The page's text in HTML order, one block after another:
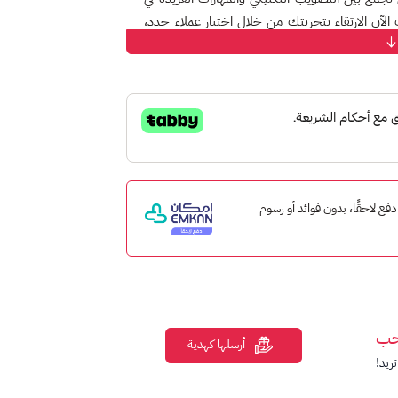
الآن الارتقاء بتجربتك من خلال اختيار عملاء جدد،
وسكنات الأسلحة النادرة، والمحتويات التي
بل ابهر الجميع بمهاراتك ومظهرك الخاص. احصل
جديداً.
ادفع لاحقًا، بدون فوائد أو رسوم
أرسلها كهدية